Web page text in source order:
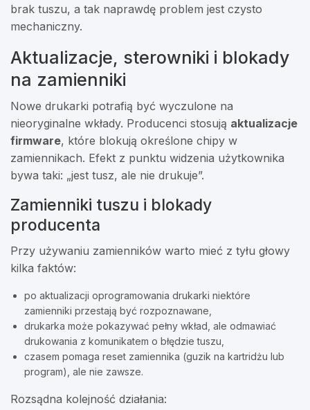
brak tuszu, a tak naprawdę problem jest czysto
mechaniczny.
Aktualizacje, sterowniki i blokady
na zamienniki
Nowe drukarki potrafią być wyczulone na
nieoryginalne wkłady. Producenci stosują aktualizacje
firmware, które blokują określone chipy w
zamiennikach. Efekt z punktu widzenia użytkownika
bywa taki: „jest tusz, ale nie drukuje”.
Zamienniki tuszu i blokady
producenta
Przy używaniu zamienników warto mieć z tyłu głowy
kilka faktów:
po aktualizacji oprogramowania drukarki niektóre
zamienniki przestają być rozpoznawane,
drukarka może pokazywać pełny wkład, ale odmawiać
drukowania z komunikatem o błędzie tuszu,
czasem pomaga reset zamiennika (guzik na kartridżu lub
program), ale nie zawsze.
Rozsądna kolejność działania: